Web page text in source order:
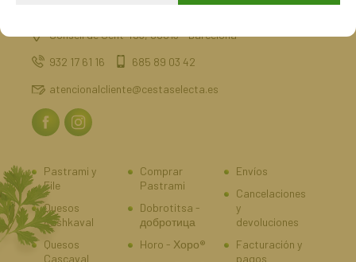
Consell de Cent 493, 08013 - Barcelona
932 17 61 16
685 89 03 42
atencionalcliente@cestaselecta.es
Pastrami y
File
Quesos
Kashkaval
Quesos
Cascaval
Comprar
Pastrami
Dobrotitsa -
добротица
Horo - Хоро®
Envíos
Cancelaciones
y
devoluciones
Facturación y
pagos